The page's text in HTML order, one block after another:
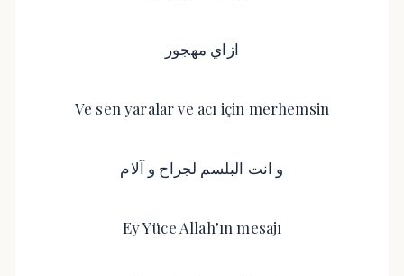
ازاي مهجور
Ve sen yaralar ve acı için merhemsin
و انت البلسم لجراح و آلام
Ey Yüce Allah’ın mesajı